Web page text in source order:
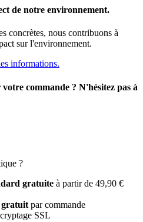
de notre environnement.
concrètes, nous contribuons à
sur l'environnement.
informations.
commande ? N'hésitez pas à
?
gratuite à partir de 49,90 €
gratuit par commande
SSL